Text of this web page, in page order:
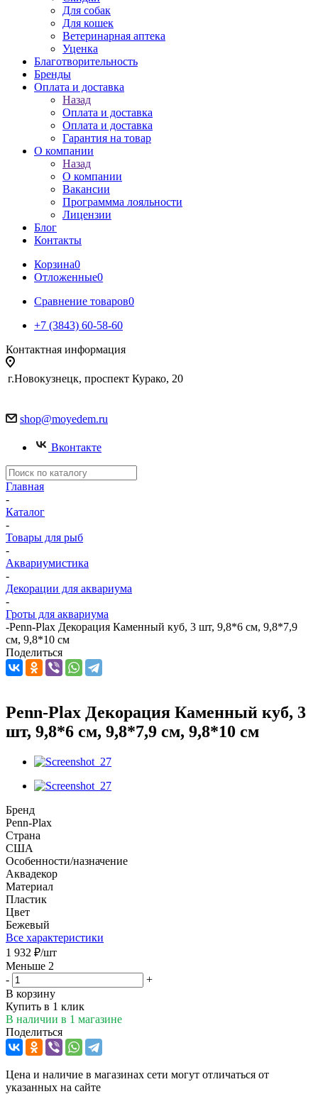
Для собак
Для кошек
Ветеринарная аптека
Уценка
Благотворительность
Бренды
Оплата и доставка
Назад
Оплата и доставка
Оплата и доставка
Гарантия на товар
О компании
Назад
О компании
Вакансии
Программма лояльности
Лицензии
Блог
Контакты
Корзина0
Отложенные0
Сравнение товаров0
+7 (3843) 60-58-60
Контактная информация
г.Новокузнецк, проспект Курако, 20
shop@moyedem.ru
Вконтакте
Главная
-
Каталог
-
Товары для рыб
-
Аквариумистика
-
Декорации для аквариума
-
Гроты для аквариума
-Penn-Plax Декорация Каменный куб, 3 шт, 9,8*6 см, 9,8*7,9
см, 9,8*10 см
Поделиться
Penn-Plax Декорация Каменный куб, 3
шт, 9,8*6 см, 9,8*7,9 см, 9,8*10 см
Бренд
Penn-Plax
Страна
США
Особенности/назначение
Аквадекор
Материал
Пластик
Цвет
Бежевый
Все характеристики
1 932 ₽/шт
Меньше 2
-
+
В корзину
Купить в 1 клик
В наличии в 1 магазине
Поделиться
Цена и наличие в магазинах сети могут отличаться от
указанных на сайте